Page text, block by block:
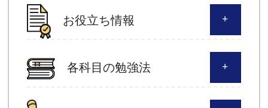
お役立ち情報
各科目の勉強法